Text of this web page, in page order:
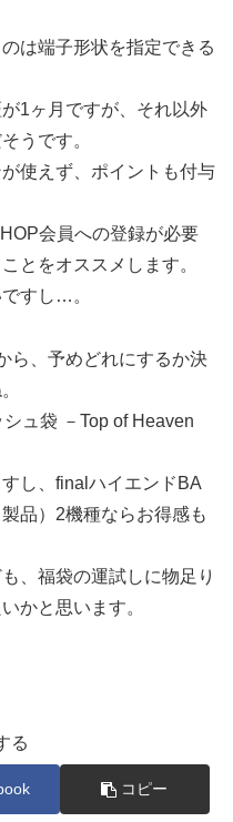
は端子形状を指定できる
1ヶ月ですが、それ以外
うです。
使えず、ポイントも付与
会員への登録が必要
とをオススメします。
すし…。
ら、予めどれにするか決
ュ袋 －Top of Heaven
し、finalハイエンドBA
品）2機種ならお得感も
、福袋の運試しに物足り
かと思います。
る
コピー